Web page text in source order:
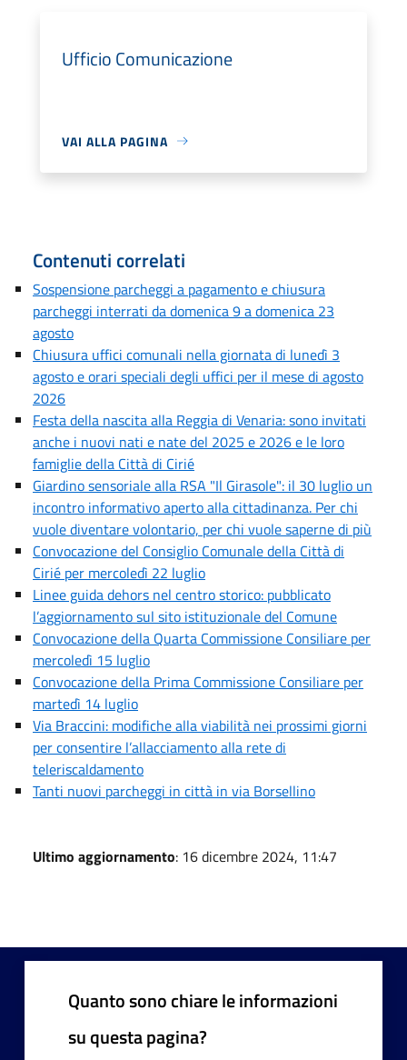
Ufficio Comunicazione
VAI ALLA PAGINA
Contenuti correlati
Sospensione parcheggi a pagamento e chiusura
parcheggi interrati da domenica 9 a domenica 23
agosto
Chiusura uffici comunali nella giornata di lunedì 3
agosto e orari speciali degli uffici per il mese di agosto
2026
Festa della nascita alla Reggia di Venaria: sono invitati
anche i nuovi nati e nate del 2025 e 2026 e le loro
famiglie della Città di Cirié
Giardino sensoriale alla RSA "Il Girasole": il 30 luglio un
incontro informativo aperto alla cittadinanza. Per chi
vuole diventare volontario, per chi vuole saperne di più
Convocazione del Consiglio Comunale della Città di
Cirié per mercoledì 22 luglio
Linee guida dehors nel centro storico: pubblicato
l’aggiornamento sul sito istituzionale del Comune
Convocazione della Quarta Commissione Consiliare per
mercoledì 15 luglio
Convocazione della Prima Commissione Consiliare per
martedì 14 luglio
Via Braccini: modifiche alla viabilità nei prossimi giorni
per consentire l’allacciamento alla rete di
teleriscaldamento
Tanti nuovi parcheggi in città in via Borsellino
Ultimo aggiornamento: 16 dicembre 2024, 11:47
Quanto sono chiare le informazioni
su questa pagina?